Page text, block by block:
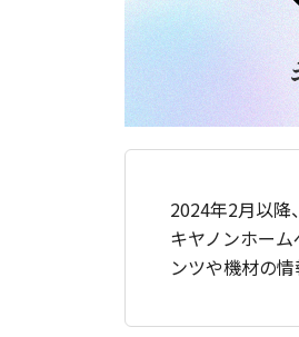
2024年2月以降
キヤノンホー
ンツや機材の情